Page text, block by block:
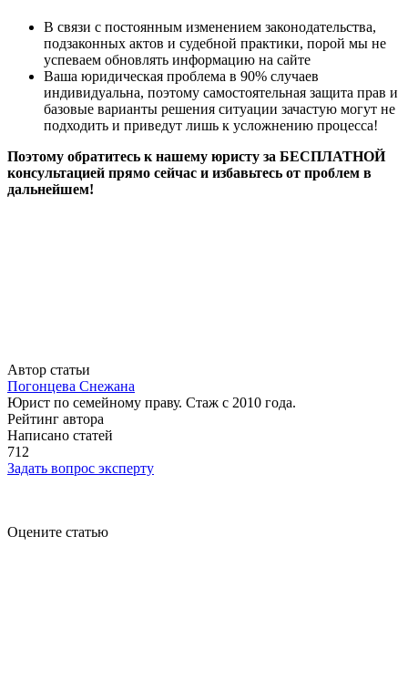
В связи с постоянным изменением законодательства,
подзаконных актов и судебной практики, порой мы не
успеваем обновлять информацию на сайте
Ваша юридическая проблема в 90% случаев
индивидуальна, поэтому самостоятельная защита прав и
базовые варианты решения ситуации зачастую могут не
подходить и приведут лишь к усложнению процесса!
Поэтому обратитесь к нашему юристу за БЕСПЛАТНОЙ
консультацией прямо сейчас и избавьтесь от проблем в
дальнейшем!
Автор статьи
Погонцева Снежана
Юрист по семейному праву. Стаж с 2010 года.
Рейтинг автора
Написано статей
712
Задать вопрос эксперту
Оцените статью